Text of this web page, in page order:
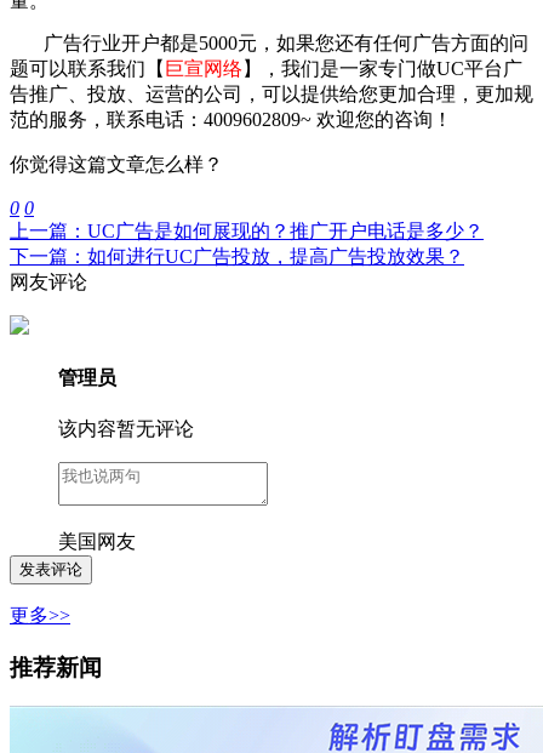
广告行业开户都是5000元，如果您还有任何广告方面的问
题可以联系我们【 巨宣网络】，我们是一家专门做UC平台广
告推广、投放、运营的公司，可以提供给您更加合理，更加规
范的服务，联系电话： 4009602809~ 欢迎您的咨询！
你觉得这篇文章怎么样？
0 0
上一篇：UC广告是如何展现的？推广开户电话是多少？
下一篇：如何进行UC广告投放，提高广告投放效果？
网友评论
管理员
该内容暂无评论
美国网友
更多>>
推荐新闻